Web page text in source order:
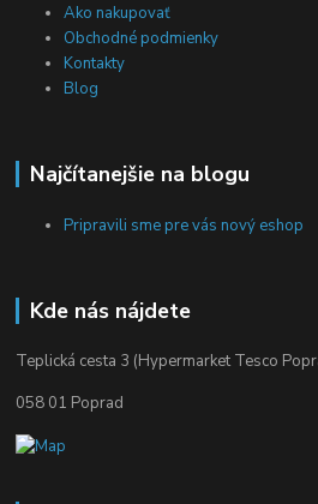
Ako nakupovať
Obchodné podmienky
Kontakty
Blog
Najčítanejšie na blogu
Pripravili sme pre vás nový eshop
Kde nás nájdete
Teplická cesta 3 (Hypermarket Tesco
058 01 Poprad